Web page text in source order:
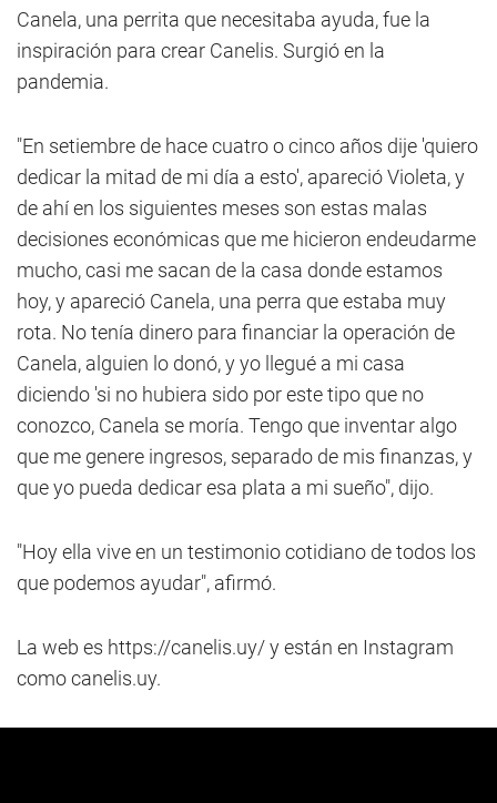
Canela, una perrita que necesitaba ayuda, fue la
inspiración para crear Canelis. Surgió en la
pandemia.
"En setiembre de hace cuatro o cinco años dije 'quiero
dedicar la mitad de mi día a esto', apareció Violeta, y
de ahí en los siguientes meses son estas malas
decisiones económicas que me hicieron endeudarme
mucho, casi me sacan de la casa donde estamos
hoy, y apareció Canela, una perra que estaba muy
rota. No tenía dinero para financiar la operación de
Canela, alguien lo donó, y yo llegué a mi casa
diciendo 'si no hubiera sido por este tipo que no
conozco, Canela se moría. Tengo que inventar algo
que me genere ingresos, separado de mis finanzas, y
que yo pueda dedicar esa plata a mi sueño", dijo.
"Hoy ella vive en un testimonio cotidiano de todos los
que podemos ayudar", afirmó.
La web es https://canelis.uy/ y están en Instagram
como canelis.uy.